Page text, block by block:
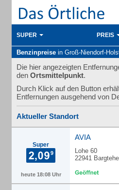
SUPER PREIS
Benzinpreise in Groß-Niendorf-
Die hier angezeigten
den Ortsmittelpunkt.
Durch Klick auf den Button
Entfernungen ausgehend von
Aktueller Standort
Super
heute 18:08 Uhr
AVIA
Lohe 60
22941